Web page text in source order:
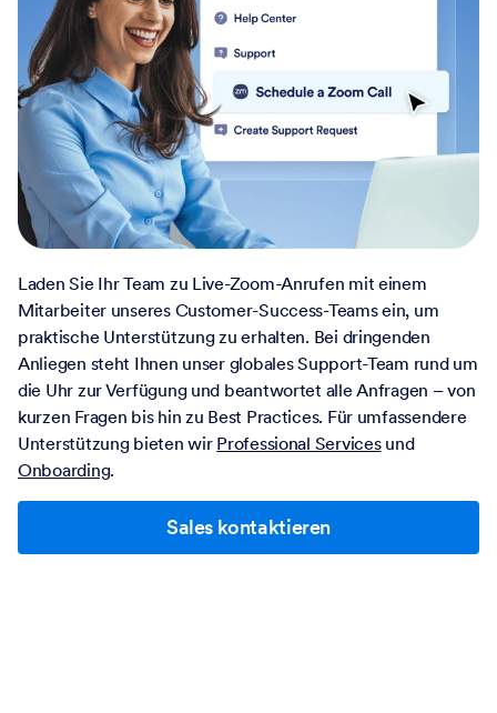
Laden Sie Ihr Team zu Live-Zoom-Anrufen mit einem
Mitarbeiter unseres Customer-Success-Teams ein, um
praktische Unterstützung zu erhalten. Bei dringenden
Anliegen steht Ihnen unser globales Support-Team rund um
die Uhr zur Verfügung und beantwortet alle Anfragen – von
kurzen Fragen bis hin zu Best Practices. Für umfassendere
Unterstützung bieten wir Professional Servicesund
Onboarding.
Sales kontaktieren